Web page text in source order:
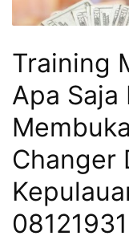
Training
Apa Saja
Changer